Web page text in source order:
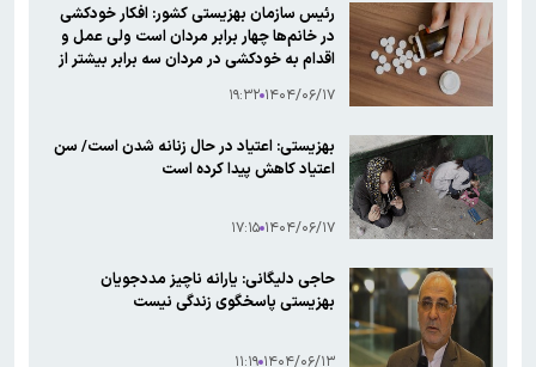
رئیس سازمان بهزیستی کشور: افکار خودکشی
در خانم‌ها چهار برابر مردان است ولی عمل و
اقدام به خودکشی در مردان سه برابر بیشتر از
۱۴۰۴/۰۶/۱۷ ۱۹:۳۲
بهزیستی: اعتیاد در حال زنانه شدن است/ سن
اعتیاد کاهش پیدا کرده است
۱۴۰۴/۰۶/۱۷ ۱۷:۱۵
حاجی دلیگانی: یارانه ناچیز مددجویان
بهزیستی پاسخگوی زندگی نیست
۱۴۰۴/۰۶/۱۳ ۱۱:۱۹